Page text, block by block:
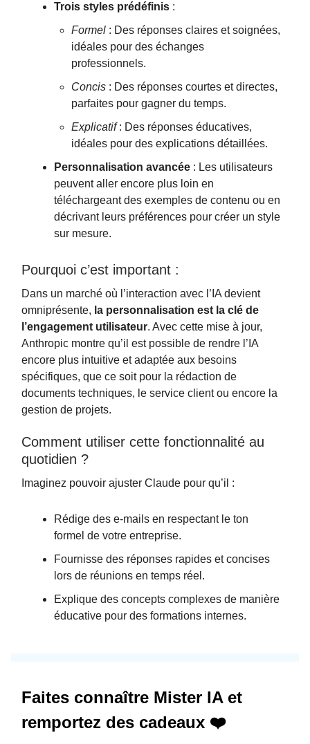
Trois styles prédéfinis :
Formel : Des réponses claires et soignées,
idéales pour des échanges
professionnels.
Concis : Des réponses courtes et directes,
parfaites pour gagner du temps.
Explicatif: Des réponses éducatives,
idéales pour des explications détaillées.
Personnalisation avancée : Les utilisateurs
peuvent aller encore plus loin en
téléchargeant des exemples de contenu ou en
décrivant leurs préférences pour créer un style
sur mesure.
Pourquoi c’est important :
Dans un marché où l’interaction avec l’IA devient
omniprésente, la personnalisation est la clé de
l’engagement utilisateur. Avec cette mise à jour,
Anthropic montre qu’il est possible de rendre l’IA
encore plus intuitive et adaptée aux besoins
spécifiques, que ce soit pour la rédaction de
documents techniques, le service client ou encore la
gestion de projets.
Comment utiliser cette fonctionnalité au
quotidien ?
Imaginez pouvoir ajuster Claude pour qu’il :
Rédige des e-mails en respectant le ton
formel de votre entreprise.
Fournisse des réponses rapides et concises
lors de réunions en temps réel.
Explique des concepts complexes de manière
éducative pour des formations internes.
Faites connaître Mister IA et
remportez des cadeaux ❤️